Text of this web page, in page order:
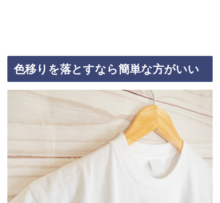
色移りを落とすなら簡単な方がいい